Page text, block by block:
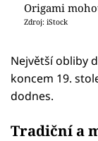
Origami
Zdroj: iStock
Největší obliby
koncem 19.
dodnes.
Tradiční a